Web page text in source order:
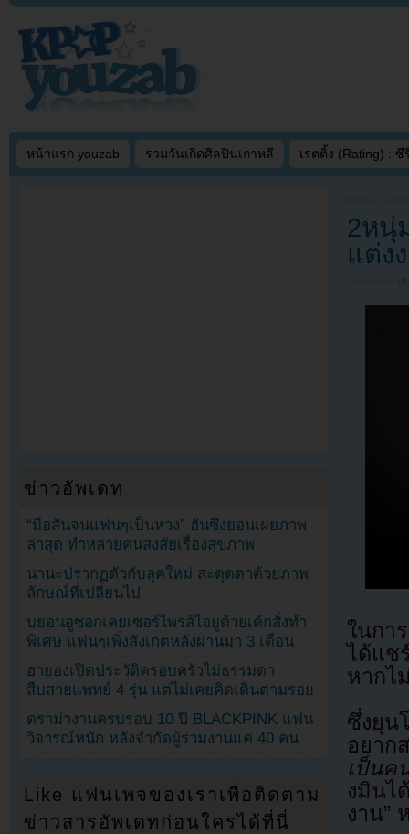
หน้าแรก youzab รวมวันเกิดศิลปินเกาหลี เรตติ้ง (Rating) : ซี
2หนุ่
แต่ง
ในกา
ได้แช
หากไ
ซึ่งยุน
อยาก
เป็นค
งมินไ
งาน”
ข่าวอัพเดท
“มือสั่นจนแฟนๆเป็นห่วง” ฮันซึงยอนเผยภาพ
ล่าสุด ทำหลายคนสงสัยเรื่องสุขภาพ
นานะปรากฏตัวกับลุคใหม่ สะดุดตาด้วยภาพ
ลักษณ์ที่เปลี่ยนไป
บยอนอูซอกเคยเซอร์ไพรส์ไอยูด้วยเค้กสั่งทำ
พิเศษ แฟนๆเพิ่งสังเกตหลังผ่านมา 3 เดือน
ฮายองเปิดประวัติครอบครัวไม่ธรรมดา
สืบสายแพทย์ 4 รุ่น แต่ไม่เคยคิดเดินตามรอย
ดราม่างานครบรอบ 10 ปี BLACKPINK แฟน
วิจารณ์หนัก หลังจำกัดผู้ร่วมงานแค่ 40 คน
Like แฟนเพจของเราเพื่อติดตาม
ข่าวสารอัพเดทก่อนใครได้ที่นี่